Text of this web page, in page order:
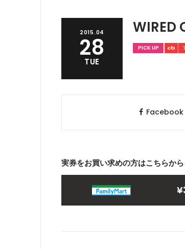
2015.04
28
TUE
WIRED
PICK UP
Facebook
実券をお買い求めの方はこちらから